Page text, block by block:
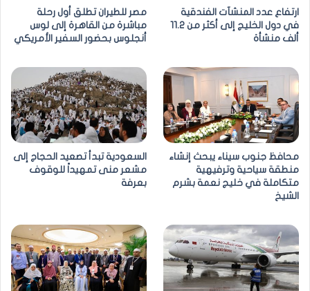
ارتفاع عدد المنشآت الفندقية
في دول الخليج إلى أكثر من 11.2
ألف منشأة
مصر للطيران تطلق أول رحلة
مباشرة من القاهرة إلى لوس
أنجلوس بحضور السفير الأمريكي
محافظ جنوب سيناء يبحث إنشاء
منطقة سياحية وترفيهية
متكاملة في خليج نعمة بشرم
الشيخ
السعودية تبدأ تصعيد الحجاج إلى
مشعر منى تمهيداً للوقوف
بعرفة